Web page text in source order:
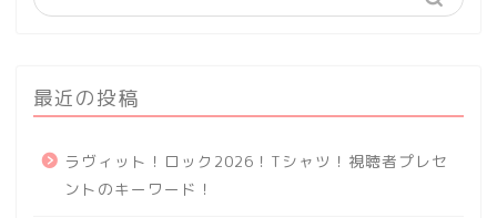
最近の投稿
ラヴィット！ロック2026！Tシャツ！視聴者プレセ
ントのキーワード！